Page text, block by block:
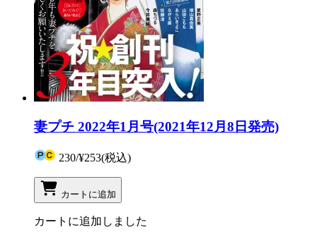
妻プチ 2022年1月号(2021年12月8日発売)
230/¥253(税込)
カートに追加
カートに追加しました